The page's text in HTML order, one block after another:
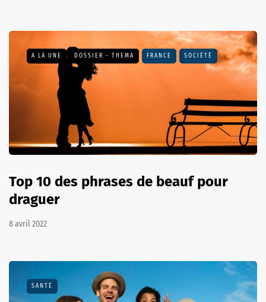
A LA UNE DOSSIER - THEMA FRANCE SOCIÉTÉ
Top 10 des phrases de beauf pour
draguer
8 avril 2022
SANTÉ